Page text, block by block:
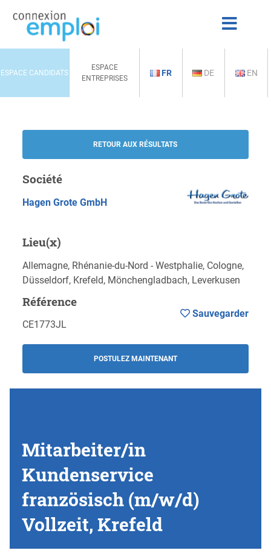
ESPACE CANDIDATS
ESPACE
ENTREPRISES
FR DE EN
RETOUR AUX RÉSULTATS
Société
Hagen Grote GmbH
Lieu(x)
Allemagne, Rhénanie-du-Nord - Westphalie, Cologne,
Düsseldorf, Krefeld, Mönchengladbach, Leverkusen
Référence
CE1773JL
POSTULEZ MAINTENANT
Sauvegarder
Mitarbeiter/in
Kundenservice
französisch (m/w/d)
Vollzeit, Krefeld